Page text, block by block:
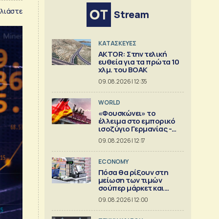
Stream
ΚΑΤΑΣΚΕΥΕΣ
AKTOR: Στην τελική
ευθεία για τα πρώτα 10
χλμ. του ΒΟΑΚ
09.08.2026 | 12:35
WORLD
«Φουσκώνει» το
έλλειμα στο εμπορικό
ισοζύγιο Γερμανίας -
Κίνας
09.08.2026 | 12:17
ECONOMY
Πόσα θα ρίξουν στη
μείωση των τιμών
σούπερ μάρκετ και
βιομηχανία
09.08.2026 | 12:00